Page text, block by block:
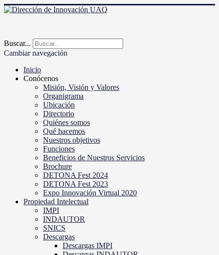
Buscar...
Cambiar navegación
Inicio
Conócenos
Misión, Visión y Valores
Organigrama
Ubicación
Directorio
Quiénes somos
Qué hacemos
Nuestros objetivos
Funciones
Beneficios de Nuestros Servicios
Brochure
DETONA Fest 2024
DETONA Fest 2023
Expo Innovación Virtual 2020
Propiedad Intelectual
IMPI
INDAUTOR
SNICS
Descargas
Descargas IMPI